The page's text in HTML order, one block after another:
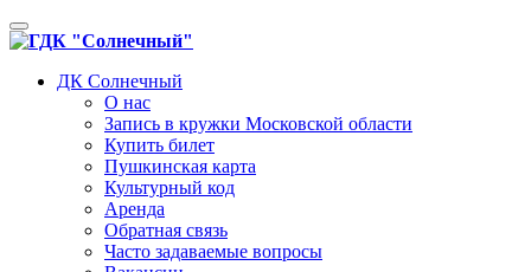
Toggle
navigation
ДК Солнечный
О нас
Запись в кружки Московской области
Купить билет
Пушкинская карта
Культурный код
Аренда
Обратная связь
Часто задаваемые вопросы